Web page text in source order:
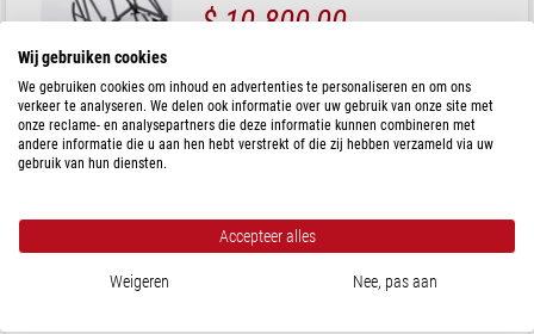
$ 10.800,00
Hubble Optics
Dobson telescoop N 457/2058 UL18g f/4.5 Premium Ultra
$ 10.100,00
Klaar voor verzending in3-6 maanden
Wij gebruiken cookies
We gebruiken cookies om inhoud en advertenties te personaliseren en om ons
verkeer te analyseren. We delen ook informatie over uw gebruik van onze site met
onze reclame- en analysepartners die deze informatie kunnen combineren met
andere informatie die u aan hen hebt verstrekt of die zij hebben verzameld via uw
gebruik van hun diensten.
Accepteer alles
Weigeren Nee, pas aan